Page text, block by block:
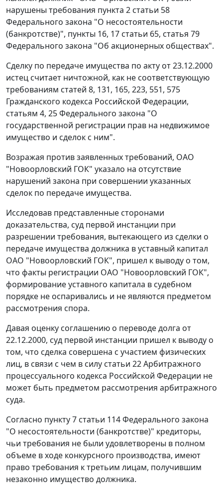
нарушены требования пункта 2 статьи 58
Федерального закона "О несостоятельности
(банкротстве)", пункты 16, 17 статьи 65, статья 79
Федерального закона "Об акционерных обществах".
Сделку по передаче имущества по акту от 23.12.2000
истец считает ничтожной, как не соответствующую
требованиям статей 8, 131, 165, 223, 551, 575
Гражданского кодекса Российской Федерации,
статьям 4, 25Федерального закона "О
государственной регистрации прав на недвижимое
имущество и сделок с ним".
Возражая против заявленных требований, ОАО
"Новоорловский ГОК" указало на отсутствие
нарушений закона при совершении указанных
сделок по передаче имущества.
Исследовав представленные сторонами
доказательства, суд первой инстанции при
разрешении требования, вытекающего из сделки о
передаче имущества должника в уставный капитал
ОАО "Новоорловский ГОК", пришел к выводу о том,
что факты регистрации ОАО "Новоорловский ГОК",
формирование уставного капитала в судебном
порядке не оспаривались и не являются предметом
рассмотрения спора.
Давая оценку соглашению о переводе долга от
22.12.2000, суд первой инстанции пришел к выводу о
том, что сделка совершена с участием физических
лиц, в связи с чем в силу статьи 22Арбитражного
процессуального кодекса Российской Федерации не
может быть предметом рассмотрения арбитражного
суда.
Согласно пункту 7 статьи 114Федерального закона
"О несостоятельности (банкротстве)" кредиторы,
чьи требования не были удовлетворены в полном
объеме в ходе конкурсного производства, имеют
право требования к третьим лицам, получившим
незаконно имущество должника.